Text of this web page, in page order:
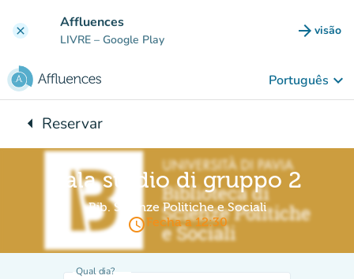
clear Affluences
LIVRE – Google Play arrow_forward visão
(novo
Português keyboard_arrow_down
arrow_leftVoltar para:
Reservar
Sala studio di gruppo 2
Bib. Scienze Politiche e Sociali
access_timeFecha a 12:30
Qual dia?